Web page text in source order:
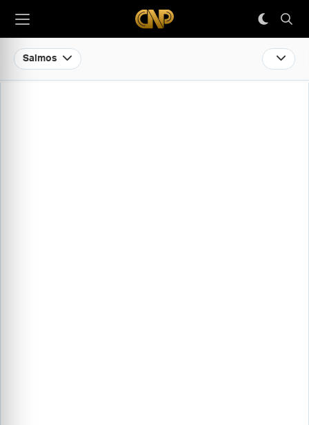
Salmos